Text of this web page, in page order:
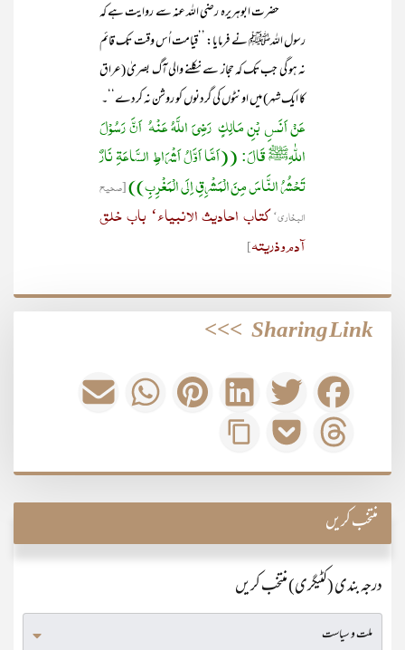
حضرت ابوہریرہ رضی اللہ عنہ سے روایت ہے کہ
رسول اللہﷺ نے فرمایا: ’’قیامت اُس وقت تک قائم
نہ ہو گی جب تک کہ حجاز سے نکلنے والی آگ بصریٰ (عراق
کا ایک شہر) میں اونٹوں کی گردنوں کو روشن نہ کردے‘‘۔
عَنْ اَنَسِ بْنِ مَالِکٍ رَضِيَ اللَّهُ عَنْهُ اَنَّ رَسُوْلَ
اللّٰہِﷺ قَالَ: ((اَمَّا اَوَّلُ اَشْرَاطِ السَّاعَۃِ نَارٌ
تَحْشُرُ النَّاسَ مِنَ الْمَشْرِقِ اِلَی الْمَغْرِبِ))[صحیح
البخاری‘کتاب احادیث الانبیاء‘ باب خلق
آدم وذریتہ]
Sharing Link
>>>
منتخب کریں
درجہ بندی (کٹیگری) منتخب کریں